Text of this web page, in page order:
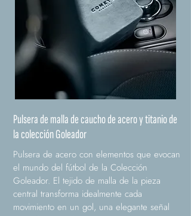
Pulsera de malla de caucho de acero y titanio de
la colección Goleador
Pulsera de acero con elementos que evocan
el mundo del fútbol de la Colección
Goleador. El tejido de malla de la pieza
central transforma idealmente cada
movimiento en un gol, una elegante señal